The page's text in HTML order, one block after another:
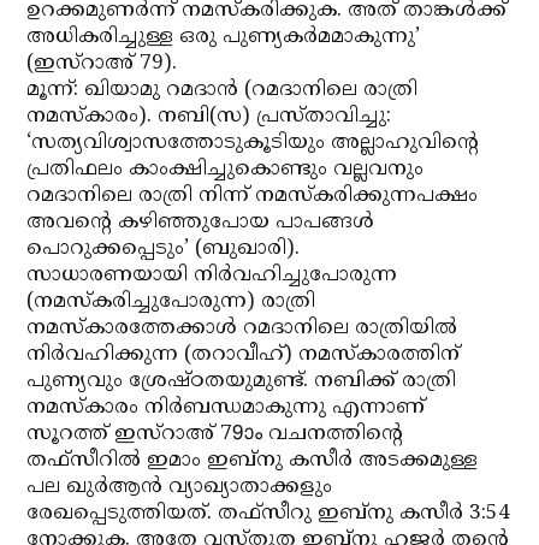
ഉറക്കമുണര്‍ന്ന് നമസ്‌കരിക്കുക. അത് താങ്കള്‍ക്ക്
അധികരിച്ചുള്ള ഒരു പുണ്യകര്‍മമാകുന്നു’
(ഇസ്‌റാഅ് 79).
മൂന്ന്: ഖിയാമു റമദാന്‍ (റമദാനിലെ രാത്രി
നമസ്‌കാരം). നബി(സ) പ്രസ്താവിച്ചു:
‘സത്യവിശ്വാസത്തോടുകൂടിയും അല്ലാഹുവിന്റെ
പ്രതിഫലം കാംക്ഷിച്ചുകൊണ്ടും വല്ലവനും
റമദാനിലെ രാത്രി നിന്ന് നമസ്‌കരിക്കുന്നപക്ഷം
അവന്റെ കഴിഞ്ഞുപോയ പാപങ്ങള്‍
പൊറുക്കപ്പെടും’ (ബുഖാരി).
സാധാരണയായി നിര്‍വഹിച്ചുപോരുന്ന
(നമസ്‌കരിച്ചുപോരുന്ന) രാത്രി
നമസ്‌കാരത്തേക്കാള്‍ റമദാനിലെ രാത്രിയില്‍
നിര്‍വഹിക്കുന്ന (തറാവീഹ്) നമസ്‌കാരത്തിന്
പുണ്യവും ശ്രേഷ്ഠതയുമുണ്ട്. നബിക്ക് രാത്രി
നമസ്‌കാരം നിര്‍ബന്ധമാകുന്നു എന്നാണ്
സൂറത്ത് ഇസ്‌റാഅ് 79ാം വചനത്തിന്റെ
തഫ്‌സീറില്‍ ഇമാം ഇബ്‌നു കസീര്‍ അടക്കമുള്ള
പല ഖുര്‍ആന്‍ വ്യാഖ്യാതാക്കളും
രേഖപ്പെടുത്തിയത്. തഫ്‌സീറു ഇബ്‌നു കസീര്‍ 3:54